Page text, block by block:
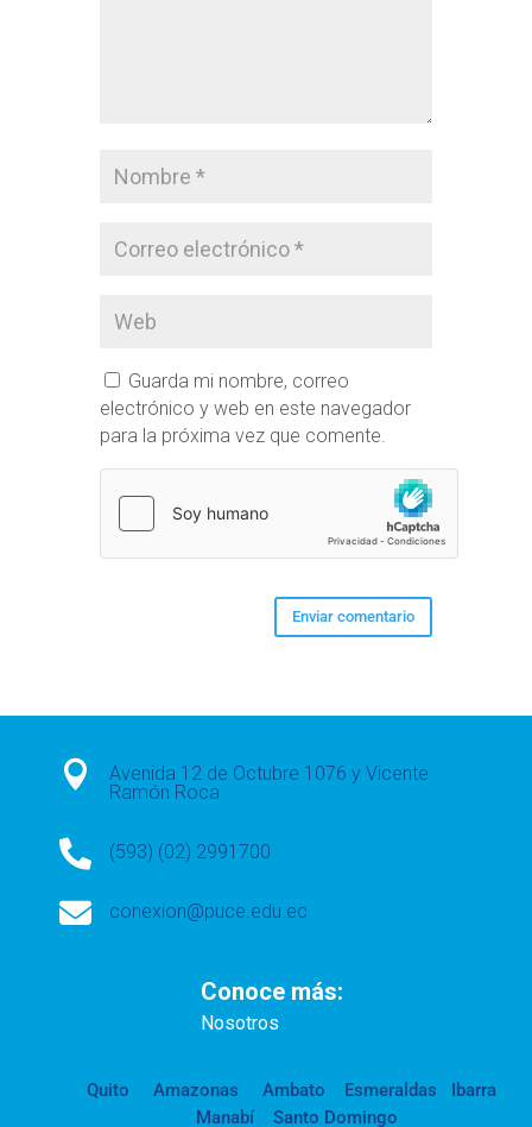
Guarda mi nombre, correo
electrónico y web en este navegador
para la próxima vez que comente.

Avenida 12 de Octubre 1076 y Vicente
Ramón Roca
 (593) (02) 2991700
 conexion@puce.edu.ec
Conoce más:
Nosotros
Quito Amazonas Ambato Esmeraldas
Ibarra
Manabí
Santo Domingo